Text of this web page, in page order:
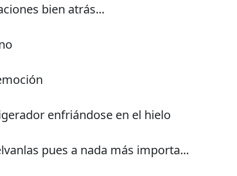
bien atrás...
enfriándose en el hielo
pues a nada más importa...